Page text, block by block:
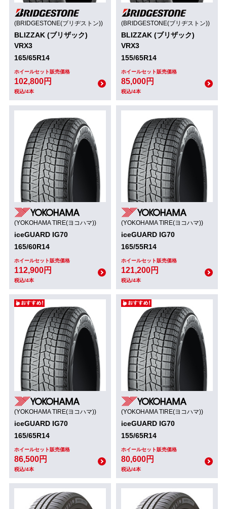
(BRIDGESTONE(ブリヂストン))
BLIZZAK (ブリザック)
VRX3
165/65R14
ホイールセット販売価格
102,800円
税込/4本
(BRIDGESTONE(ブリヂストン))
BLIZZAK (ブリザック)
VRX3
155/65R14
ホイールセット販売価格
85,000円
税込/4本
(YOKOHAMA TIRE(ヨコハマ))
iceGUARD IG70
165/60R14
ホイールセット販売価格
112,900円
税込/4本
(YOKOHAMA TIRE(ヨコハマ))
iceGUARD IG70
165/55R14
ホイールセット販売価格
121,200円
税込/4本
(YOKOHAMA TIRE(ヨコハマ))
iceGUARD IG70
165/65R14
ホイールセット販売価格
86,500円
税込/4本
(YOKOHAMA TIRE(ヨコハマ))
iceGUARD IG70
155/65R14
ホイールセット販売価格
80,600円
税込/4本